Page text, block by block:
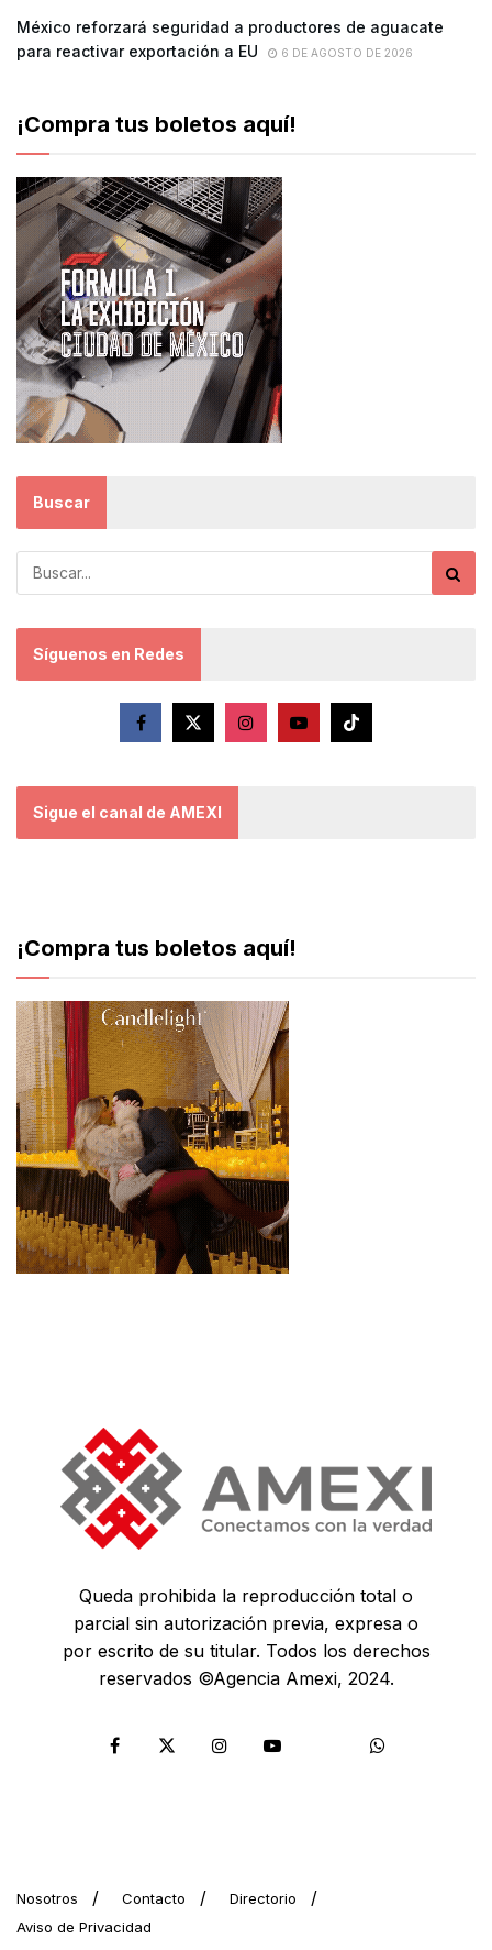
México reforzará seguridad a productores de aguacate
para reactivar exportación a EU
6 DE AGOSTO DE 2026
¡Compra tus boletos aquí!
Buscar
Síguenos en Redes
Sigue el canal de AMEXI
¡Compra tus boletos aquí!
Queda prohibida la reproducción total o
parcial sin autorización previa, expresa o
por escrito de su titular. Todos los derechos
reservados ©Agencia Amexi, 2024.
Nosotros Contacto
Directorio
Aviso de Privacidad